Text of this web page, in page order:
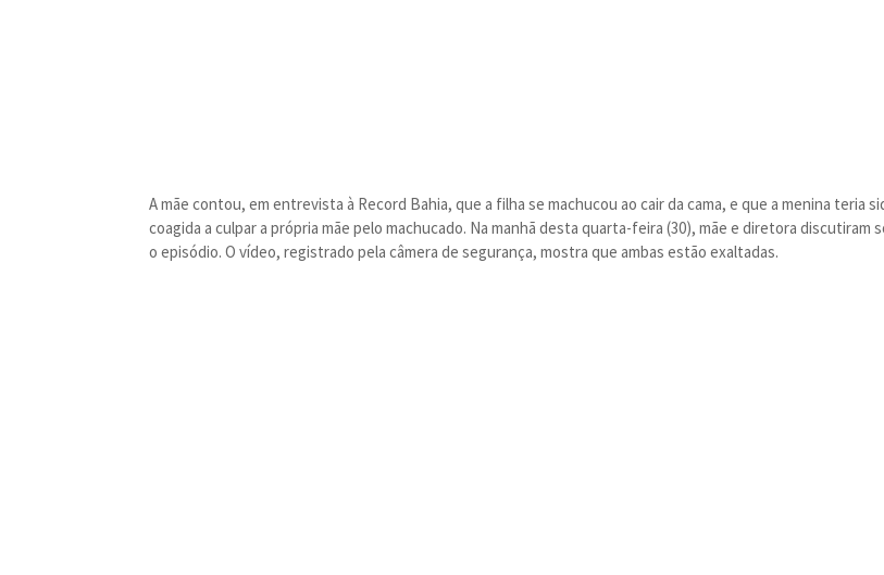
A mãe contou, em entrevista à Record Bahia, que a filha se machucou ao cair da cama, e que a menina teria
coagida a culpar a própria mãe pelo machucado. Na manhã desta quarta-feira (30), mãe e diretora discutiram
o episódio. O vídeo, registrado pela câmera de segurança, mostra que ambas estão exaltadas.